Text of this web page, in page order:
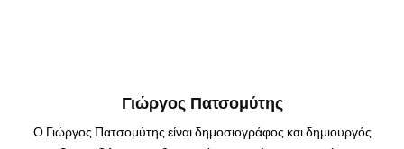
Γιώργος Πατσομύτης
Ο Γιώργος Πατσομύτης είναι δημοσιογράφος και δημιουργός